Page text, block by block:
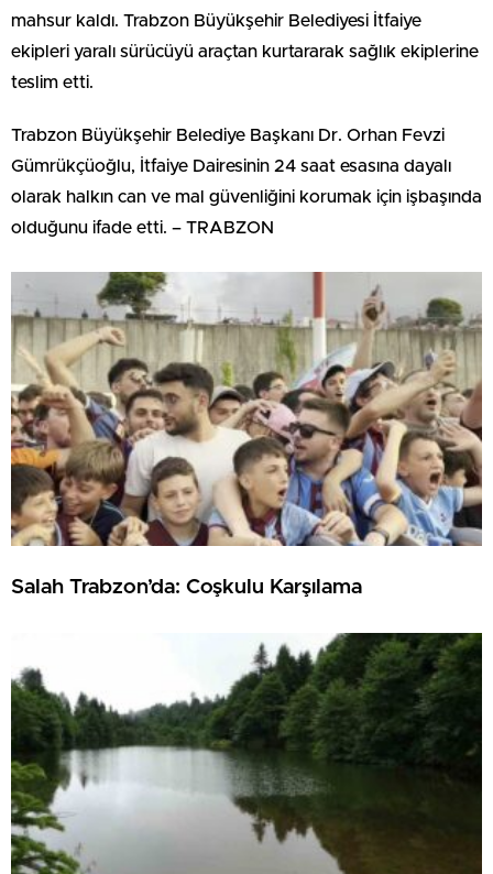
mahsur kaldı. Trabzon Büyükşehir Belediyesi İtfaiye
ekipleri yaralı sürücüyü araçtan kurtararak sağlık ekiplerine
teslim etti.
Trabzon Büyükşehir Belediye Başkanı Dr. Orhan Fevzi
Gümrükçüoğlu, İtfaiye Dairesinin 24 saat esasına dayalı
olarak halkın can ve mal güvenliğini korumak için işbaşında
olduğunu ifade etti. – TRABZON
Salah Trabzon’da: Coşkulu Karşılama